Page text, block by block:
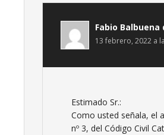
Fabio Balbuena
13 febrero, 2022 a
Estimado Sr.:
Como usted señala, el
nº 3, del Código Civil